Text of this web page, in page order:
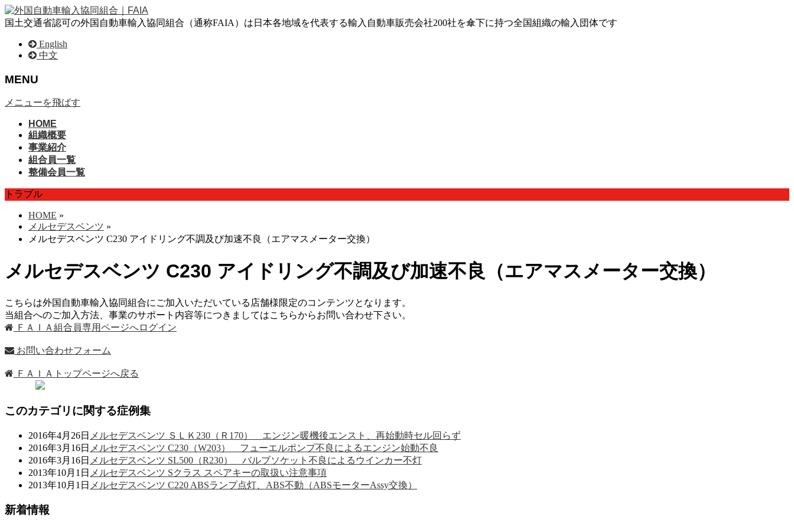
国土交通省認可の外国自動車輸入協同組合（通称FAIA）は日本各地域を代表する輸入自動車販売会社200社を傘下に持つ全国組織の輸入団体です
English
中文
MENU
メニューを飛ばす
HOME
組織概要
事業紹介
組合員一覧
整備会員一覧
トラブル
HOME »
メルセデスベンツ »
メルセデスベンツ C230 アイドリング不調及び加速不良（エアマスメーター交換）
メルセデスベンツ C230 アイドリング不調及び加速不良（エアマスメーター交換）
こちらは外国自動車輸入協同組合にご加入いただいている店舗様限定のコンテンツとなります。
当組合へのご加入方法、事業のサポート内容等につきましてはこちらからお問い合わせ下さい。
ＦＡＩＡ組合員専用ページへログイン
お問い合わせフォーム
ＦＡＩＡトップページへ戻る
このカテゴリに関する症例集
2016年4月26日 メルセデスベンツ ＳＬＫ230（Ｒ170） エンジン暖機後エンスト、再始動時セル回らず
2016年3月16日 メルセデスベンツ C230（W203） フューエルポンプ不良によるエンジン始動不良
2016年3月16日 メルセデスベンツ SL500（R230） バルブソケット不良によるウインカー不灯
2013年10月1日 メルセデスベンツ Sクラス スペアキーの取扱い注意事項
2013年10月1日 メルセデスベンツ C220 ABSランプ点灯、ABS不動（ABSモーターAssy交換）
新着情報